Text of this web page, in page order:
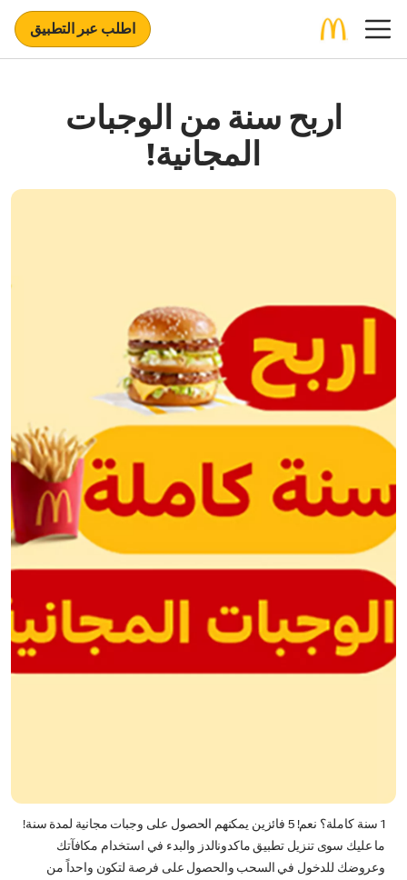
اطلب عبر التطبيق
اربح سنة من الوجبات
المجانية!
1 سنة كاملة؟ نعم! 5 فائزين يمكنهم الحصول على وجبات مجانية لمدة سنة!
ما عليك سوى تنزيل تطبيق ماكدونالدز والبدء في استخدام مكافآتك
وعروضك للدخول في السحب والحصول على فرصة لتكون واحداً من